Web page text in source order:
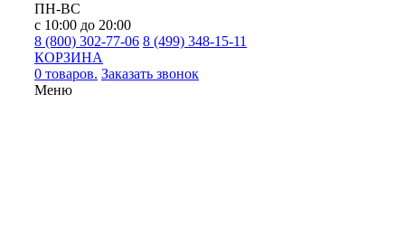
ПН-ВС
с 10:00 до 20:00
8 (800) 302-77-06 8 (499) 348-15-11
КОРЗИНА
0 товаров. Заказать звонок
Меню